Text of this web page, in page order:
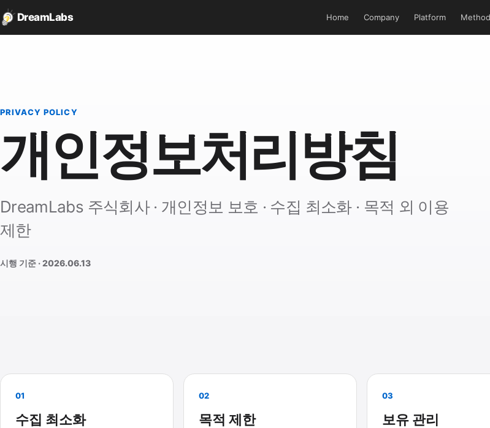
DreamLabs Home Company Platform Method
PRIVACY POLICY
개인정보처리방침
DreamLabs 주식회사 · 개인정보 보호 · 수집 최소화 · 목적 외 이용
제한
시행 기준 · 2026.06.13
01
수집 최소화
02
목적 제한
03
보유 관리